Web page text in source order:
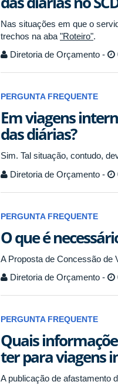
Nas situações em que o
trechos na aba "Roteiro".
Diretoria de Orçamento -
PERGUNTA FREQUENTE
Em viagens
das diárias?
Sim. Tal situação, contudo,
Diretoria de Orçamento -
PERGUNTA FREQUENTE
O que é
A Proposta de Concessão de
Diretoria de Orçamento -
PERGUNTA FREQUENTE
Quais
ter para viagens
A publicação de afastamento